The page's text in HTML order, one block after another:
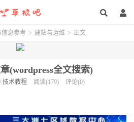
信息参考 > 建站与运维 > 正文
(wordpress全文搜索)
/ 技术教程 阅读(179) 评论(0)